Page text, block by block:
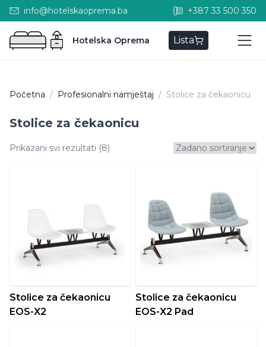
info@hotelskaoprema.ba +387 33 500 350
Hotelska Oprema Lista
Početna / Profesionalni namještaj / Stolice za čekaonicu
Stolice za čekaonicu
Prikazani svi rezultati (8)
Stolice za čekaonicu
EOS-X2
Stolice za čekaonicu
EOS-X2 Pad